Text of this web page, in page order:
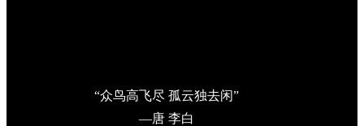
“众鸟高飞尽 孤云独去闲”
—唐 李白